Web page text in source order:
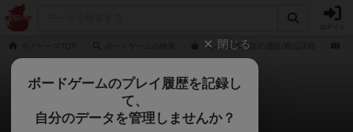
ヘンズ日本語版の通販/商品詳細
ヘンズ
拡張/関連作品 0件
閉じる
ボードゲームのプレイ履歴を記録し
て、
自分のデータを管理しませんか？